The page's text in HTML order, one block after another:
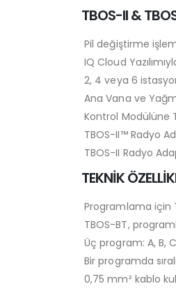
TBOS-II &
Pil değiştirme
IQ Cloud
2, 4 veya 6
Ana Vana ve
Kontrol Modülüne
TBOS-II™ Radyo
TBOS-II Radyo
TEKNİK
Programlama için
TBOS-BT,
Üç program: A, B, C
Bir programda
0,75 mm² kablo